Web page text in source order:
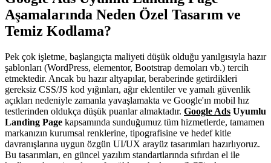
Aşamalarında Neden Özel Tasarım ve
Temiz Kodlama?
Pek çok işletme, başlangıçta maliyeti düşük olduğu yanılgısıyla hazır
şablonları (WordPress, elementor, Bootstrap demoları vb.) tercih
etmektedir. Ancak bu hazır altyapılar, beraberinde getirdikleri
gereksiz CSS/JS kod yığınları, ağır eklentiler ve yamalı güvenlik
açıkları nedeniyle zamanla yavaşlamakta ve Google'ın mobil hız
testlerinden oldukça düşük puanlar almaktadır. Google Ads Uyumlu
Landing Page kapsamında sunduğumuz tüm hizmetlerde, tamamen
markanızın kurumsal renklerine, tipografisine ve hedef kitle
davranışlarına uygun özgün UI/UX arayüz tasarımları hazırlıyoruz.
Bu tasarımları, en güncel yazılım standartlarında sıfırdan el ile